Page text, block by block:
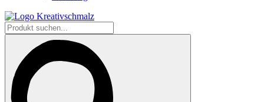
Produkt
suchen...